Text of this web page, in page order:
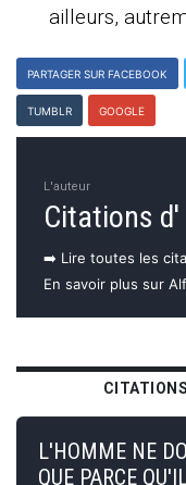
ailleurs,
PARTAGER SUR FACEBOOK
TUMBLR GOOGLE
L'auteur
Citations d'
➡️ Lire toutes les
En savoir plus sur
L'HOMME NE
QUE PARCE